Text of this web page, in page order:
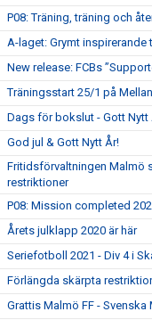
P08: Träning, träning och
A-laget: Grymt inspirerande
New release: FCBs
Träningsstart 25/1 på
Dags för bokslut - Gott Nytt
God jul & Gott Nytt År!
Fritidsförvaltningen Malmö
restriktioner
P08: Mission completed
Årets julklapp 2020 är här
Seriefotboll 2021 - Div 4 i
Förlängda skärpta
Grattis Malmö FF - Svenska